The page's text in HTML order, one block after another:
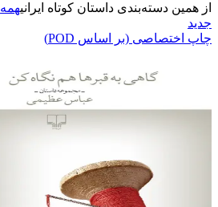
از همین دسته‌بندی داستان کوتاه ایرانیهمه
جدید
چاپ اختصاصی (بر اساس POD)